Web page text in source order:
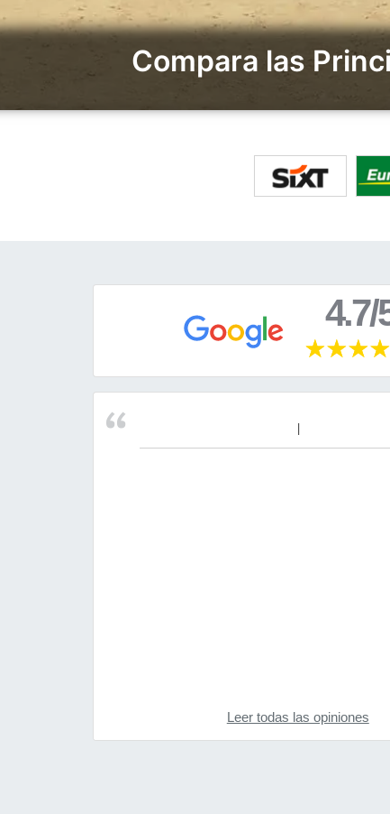
Compara las
4.7/
Leer todas las opiniones